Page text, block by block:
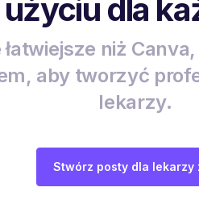
dla
łatwiejsze niż
aby tworzyć
lekarzy.
Stwórz posty dla lekarzy